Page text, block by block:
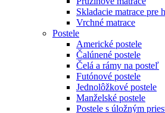
Skladacie matrace pre
Vrchné matrace
Postele
Americké postele
Čalúnené postele
Čelá a rámy na posteľ
Futónové postele
Jednolôžkové postele
Manželské postele
Postele s úložným